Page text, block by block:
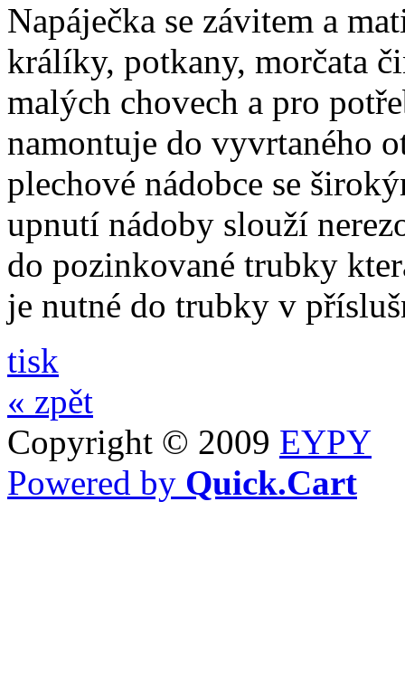
Napáječka se závitem a
králíky, potkany, morčata
malých chovech a pro
namontuje do vyvrtaného
plechové nádobce se
upnutí nádoby slouží
do pozinkované trubky
je nutné do trubky v
tisk
« zpět
Copyright © 2009 EYPY
Powered by Quick.Cart